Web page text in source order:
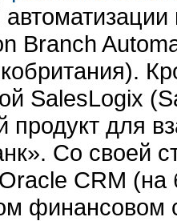
Branch
SalesLogix
продукт для
Со своей
CRM (на